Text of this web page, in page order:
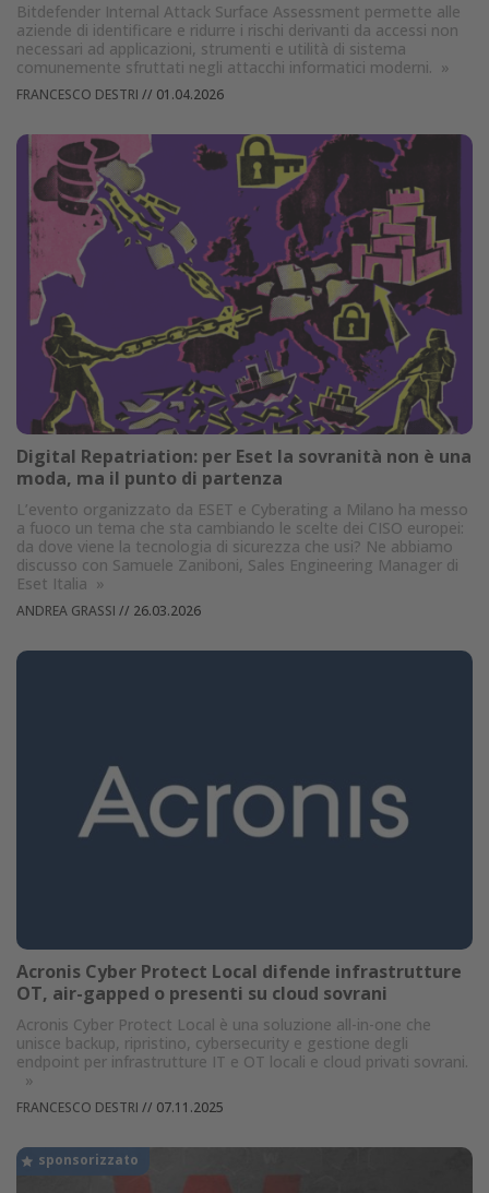
Bitdefender Internal Attack Surface Assessment permette alle
aziende di identificare e ridurre i rischi derivanti da accessi non
necessari ad applicazioni, strumenti e utilità di sistema
comunemente sfruttati negli attacchi informatici moderni. »
FRANCESCO DESTRI // 01.04.2026
Digital Repatriation: per Eset la sovranità non è una
moda, ma il punto di partenza
L’evento organizzato da ESET e Cyberating a Milano ha messo
a fuoco un tema che sta cambiando le scelte dei CISO europei:
da dove viene la tecnologia di sicurezza che usi? Ne abbiamo
discusso con Samuele Zaniboni, Sales Engineering Manager di
Eset Italia »
ANDREA GRASSI // 26.03.2026
Acronis Cyber Protect Local difende infrastrutture
OT, air-gapped o presenti su cloud sovrani
Acronis Cyber Protect Local è una soluzione all-in-one che
unisce backup, ripristino, cybersecurity e gestione degli
endpoint per infrastrutture IT e OT locali e cloud privati sovrani.
»
FRANCESCO DESTRI // 07.11.2025